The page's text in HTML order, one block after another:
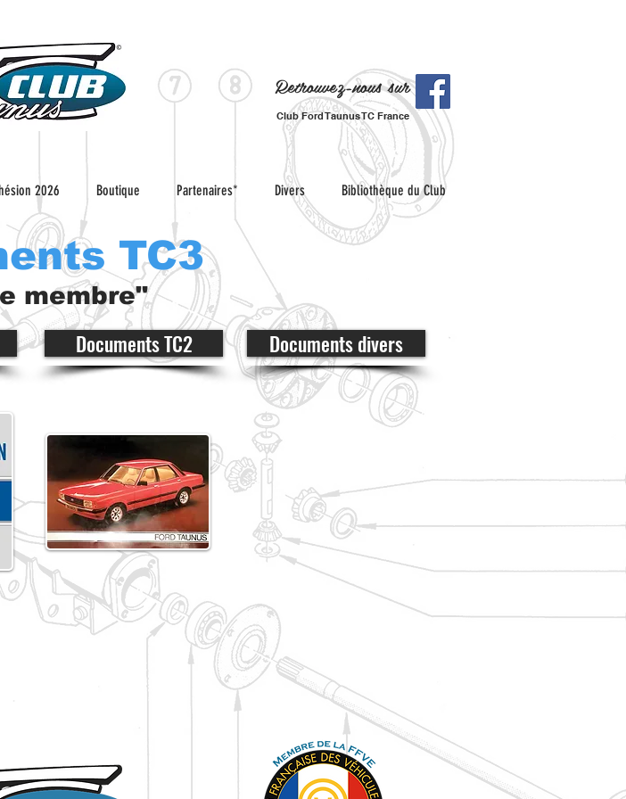
Retrouvez-nous sur
Club Ford Taunus TC France
2026 Boutique Partenaires* Divers Bibliothèque du Club
TC3
membre"
Documents TC2 Documents divers